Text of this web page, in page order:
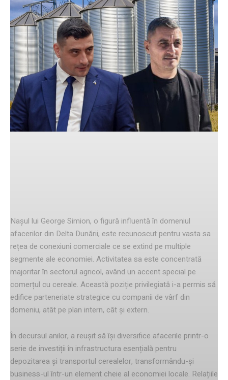
Facebook Twitter Pinterest
Nașul lui George Simion, o figură influentă în domeniul
afacerilor din Delta Dunării, este recunoscut pentru vasta sa
rețea de conexiuni comerciale ce se extind pe multiple
segmente ale economiei. Activitatea sa este concentrată
majoritar în sectorul agricol, având un accent special pe
comerțul cu cereale. Această poziție privilegiată i-a permis să
edifice parteneriate strategice cu companii de vârf din
domeniu, atât pe plan intern, cât și extern.
În decursul anilor, a reușit să își diversifice afacerile printr-o
serie de investiții în infrastructura esențială pentru
depozitarea și transportul cerealelor, transformându-și
business-ul într-un element cheie al economiei locale. Relațiile